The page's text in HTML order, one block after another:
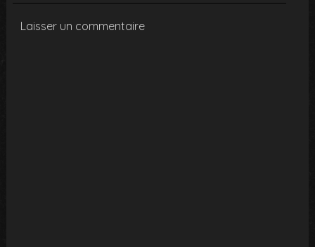
Laisser un commentaire